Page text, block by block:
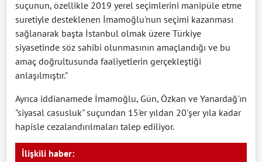
suçunun, özellikle 2019 yerel seçimlerini manipüle etme
suretiyle desteklenen İmamoğlu'nun seçimi kazanması
sağlanarak başta İstanbul olmak üzere Türkiye
siyasetinde söz sahibi olunmasının amaçlandığı ve bu
amaç doğrultusunda faaliyetlerin gerçekleştiği
anlaşılmıştır."
Ayrıca iddianamede İmamoğlu, Gün, Özkan ve Yanardağ'ın
"siyasal casusluk" suçundan 15'er yıldan 20'şer yıla kadar
hapisle cezalandırılmaları talep ediliyor.
İlişkili haber: